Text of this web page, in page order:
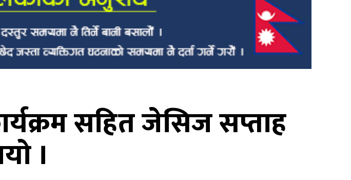
सहित जेसिज सप्ताह
।